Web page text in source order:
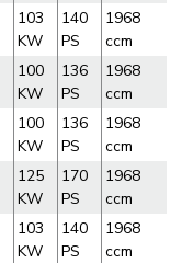
103
KW
140
PS
1968
ccm
100
KW
136
PS
1968
ccm
100
KW
136
PS
1968
ccm
125
KW
170
PS
1968
ccm
103
KW
140
PS
1968
ccm